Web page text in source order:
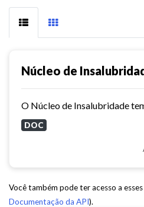
Núcleo de
DOC
Você também pode ter acesso a
Documentação da API).